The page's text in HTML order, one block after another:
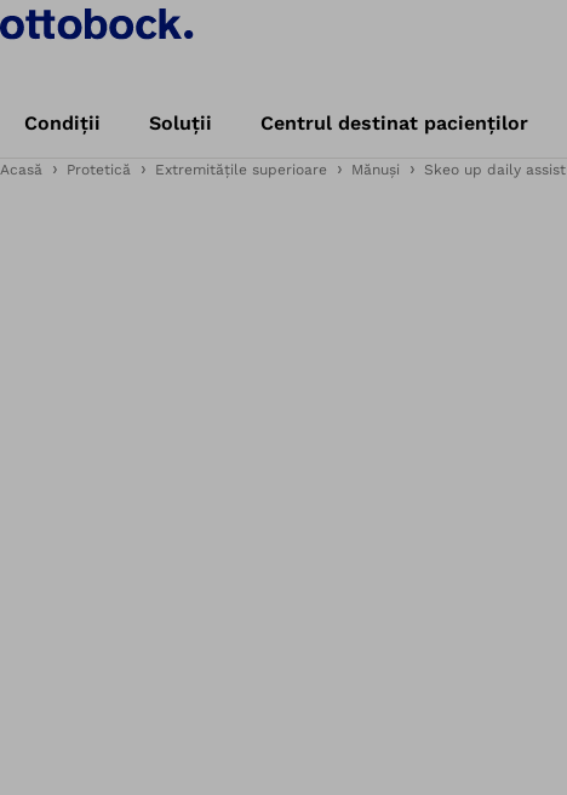
Condiții Soluții Centrul destinat pacienților
Acasă Protetică Extremitățile superioare Mănuși Skeo up daily assist